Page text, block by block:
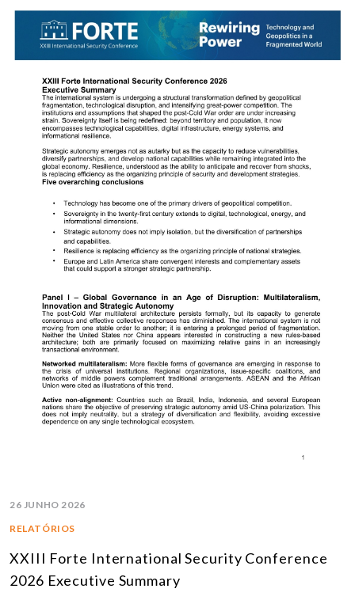
26 JUNHO 2026
RELATÓRIOS
XXIII Forte International Security Conference
2026 Executive Summary